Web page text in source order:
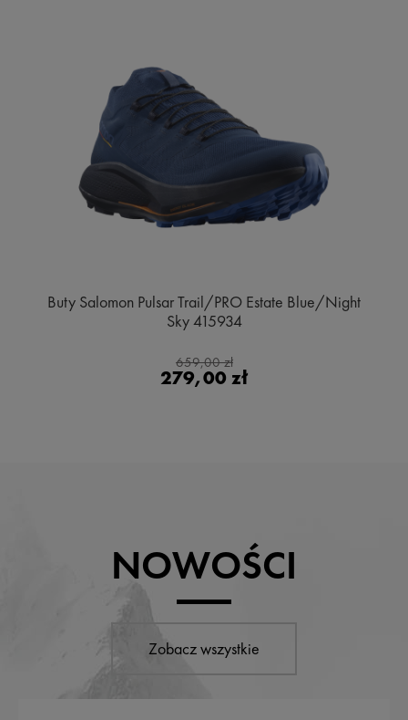
Buty Salomon Pulsar Trail/PRO Estate Blue/Night
Sky 415934
659,00 zł
279,00 zł
NOWOŚCI
Zobacz wszystkie